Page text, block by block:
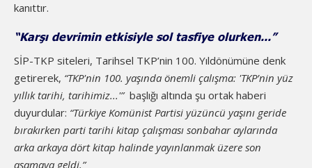
kanıttır.
“Karşı devrimin etkisiyle sol tasfiye olurken...”
SİP-TKP siteleri, Tarihsel TKP’nin 100. Yıldönümüne denk
getirerek, “TKP'nin 100. yaşında önemli çalışma: 'TKP’nin yüz
yıllık tarihi, tarihimiz...'”başlığı altında şu ortak haberi
duyurdular: “Türkiye Komünist Partisi yüzüncü yaşını geride
bırakırken parti tarihi kitap çalışması sonbahar aylarında
arka arkaya dört kitap halinde yayınlanmak üzere son
aşamaya geldi.”